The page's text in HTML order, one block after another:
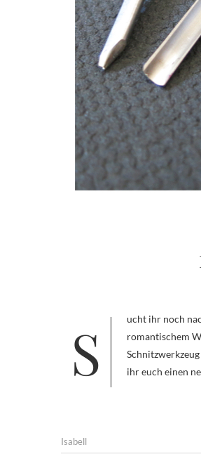
Sucht ihr noch nach einer kreativen Idee für den Valentinstag? Wie wäre es, wenn ihr eure Liebe bei einem
romantischem
ihr euch einen
Isabell